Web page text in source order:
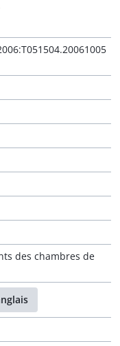
des chambres de